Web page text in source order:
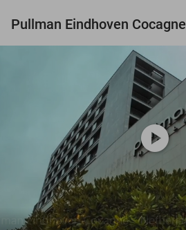
Pullman Eindhoven Cocagne
play_circle